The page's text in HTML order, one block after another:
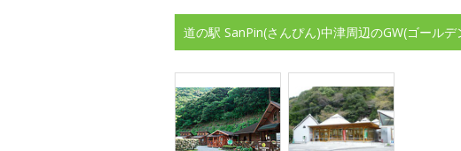
道の駅 SanPin(さんぴん)中津周辺のGW(ゴール